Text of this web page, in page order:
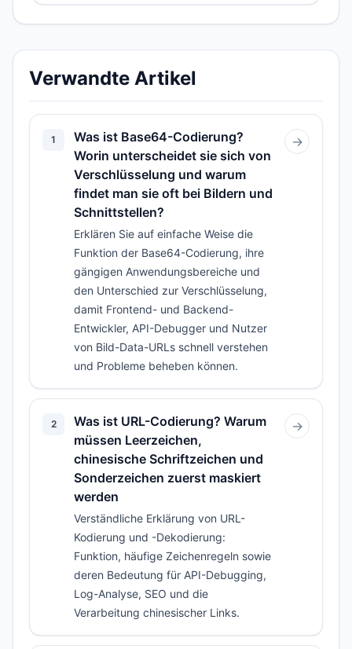
Verwandte Artikel
1
Was ist Base64-Codierung?
Worin unterscheidet sie sich von
Verschlüsselung und warum
findet man sie oft bei Bildern und
Schnittstellen?
Erklären Sie auf einfache Weise die
Funktion der Base64-Codierung, ihre
gängigen Anwendungsbereiche und
den Unterschied zur Verschlüsselung,
damit Frontend- und Backend-
Entwickler, API-Debugger und Nutzer
von Bild-Data-URLs schnell verstehen
und Probleme beheben können.
→
2
Was ist URL-Codierung? Warum
müssen Leerzeichen,
chinesische Schriftzeichen und
Sonderzeichen zuerst maskiert
werden
Verständliche Erklärung von URL-
Kodierung und -Dekodierung:
Funktion, häufige Zeichenregeln sowie
deren Bedeutung für API-Debugging,
Log-Analyse, SEO und die
Verarbeitung chinesischer Links.
→